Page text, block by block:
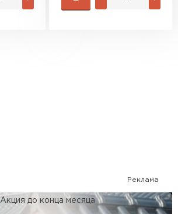
Реклама
Акция до конца месяца